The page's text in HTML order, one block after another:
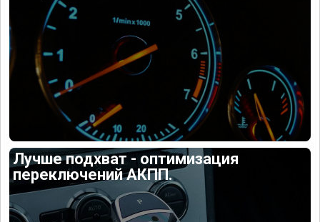
Лучше подхват - оптимизация
переключений АКПП.